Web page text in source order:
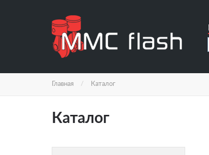
Главная Каталог
Каталог